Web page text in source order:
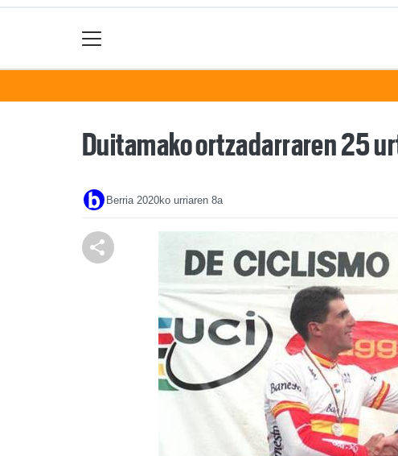
Duitamako ortzadarraren 25
Berria 2020ko urriaren 8a